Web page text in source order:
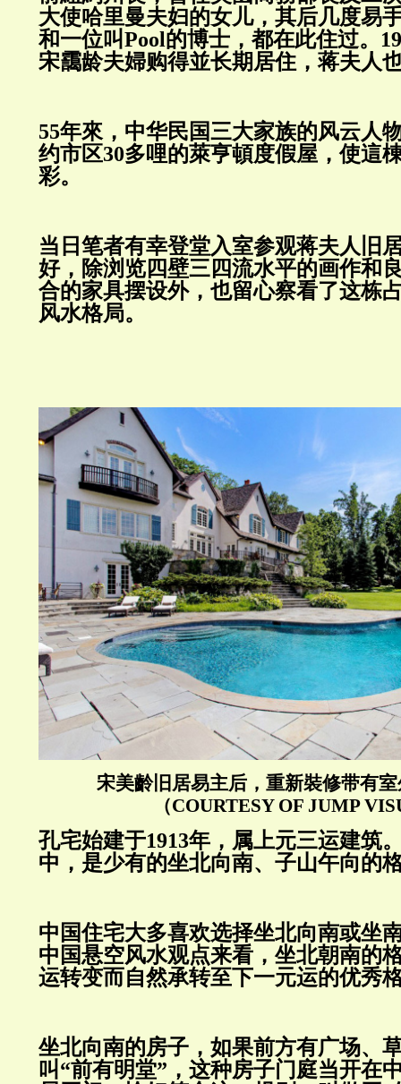
大使哈里曼夫妇的女儿，其后几度易
和一位叫Pool的博士，都在此住过。
宋靄龄夫婦购得並长期居住，蒋夫人
55年來，中华民国三大家族的风云人
约市区30多哩的萊亨頓度假屋，使這
彩。
当日笔者有幸登堂入室参观蒋夫人旧
好，除浏览四壁三四流水平的画作和
合的家具摆设外，也留心察看了这栋
风水格局。
宋美齡旧居易主后，重新裝修带有
（COURTESY OF JUMP
孔宅始建于1913年，属上元三运建筑
中，是少有的坐北向南、子山午向的
中国住宅大多喜欢选择坐北向南或坐
中国悬空风水观点来看，坐北朝南的
运转变而自然承转至下一元运的优秀
坐北向南的房子，如果前方有广场、
叫 “前有明堂”，这种房子门庭当开在